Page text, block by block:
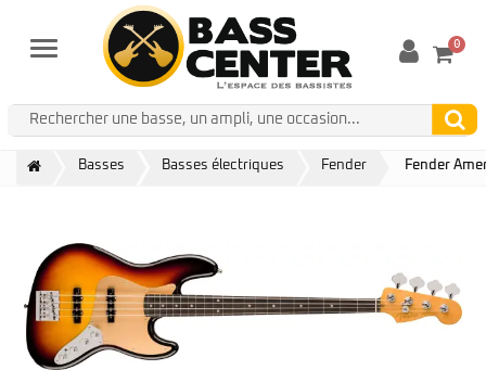
Menu 0
Basses Basses électriques Fender Fender